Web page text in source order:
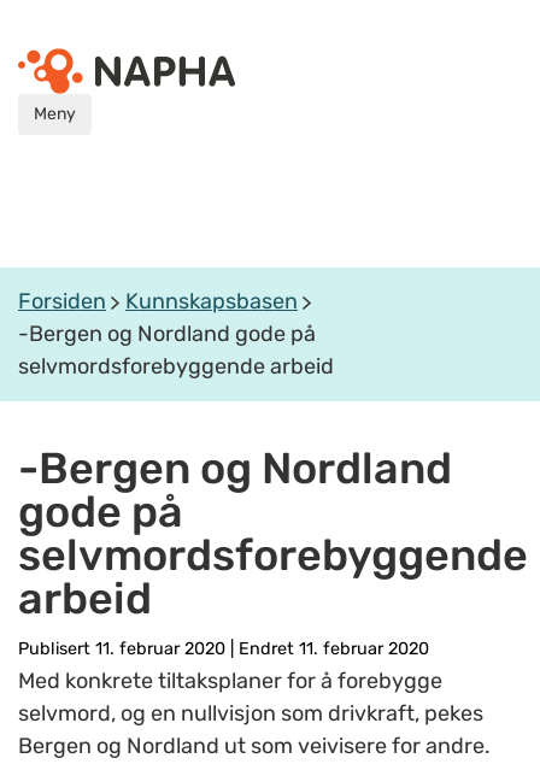
Meny
Forsiden
Kunnskapsbasen
-Bergen og Nordland gode på
selvmordsforebyggende arbeid
-Bergen og Nordland
gode på
selvmordsforebyggende
arbeid
Publisert 11. februar 2020 Endret 11. februar 2020
Med konkrete tiltaksplaner for å forebygge
selvmord, og en nullvisjon som drivkraft, pekes
Bergen og Nordland ut som veivisere for andre.